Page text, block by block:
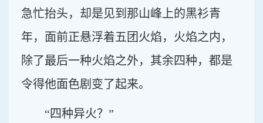
急忙抬头，却是见到那山峰上的黑衫青
年，面前正悬浮着五团火焰，火焰之内，
除了最后一种火焰之外，其余四种，都是
令得他面色剧变了起来。
“四种异火？”